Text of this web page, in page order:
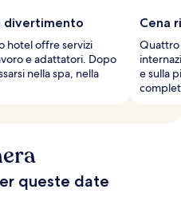
divertimento
hotel offre servizi
e adattatori. Dopo
nella spa, nella
Cena
Quattro
e sulla
queste date